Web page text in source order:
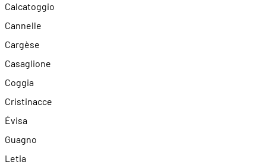
Calcatoggio
Cannelle
Cargèse
Casaglione
Coggia
Cristinacce
Évisa
Guagno
Letia